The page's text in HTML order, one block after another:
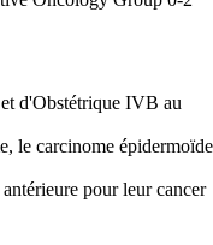
d'Obstétrique IVB au
le carcinome épidermoïde
pour leur cancer